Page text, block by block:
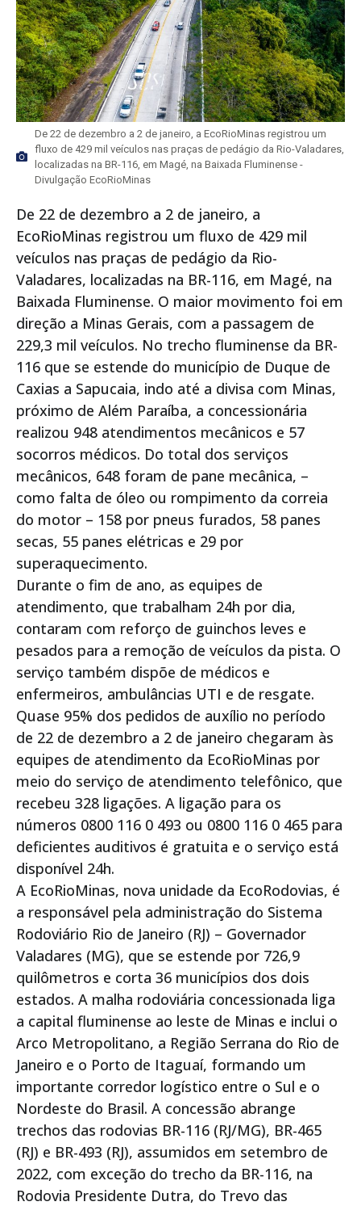
De 22 de dezembro a 2 de janeiro, a EcoRioMinas registrou um
fluxo de 429 mil veículos nas praças de pedágio da Rio-Valadares,
localizadas na BR-116, em Magé, na Baixada Fluminense -
Divulgação EcoRioMinas
De 22 de dezembro a 2 de janeiro, a
EcoRioMinas registrou um fluxo de 429 mil
veículos nas praças de pedágio da Rio-
Valadares, localizadas na BR-116, em Magé, na
Baixada Fluminense. O maior movimento foi em
direção a Minas Gerais, com a passagem de
229,3 mil veículos. No trecho fluminense da BR-
116 que se estende do município de Duque de
Caxias a Sapucaia, indo até a divisa com Minas,
próximo de Além Paraíba, a concessionária
realizou 948 atendimentos mecânicos e 57
socorros médicos. Do total dos serviços
mecânicos, 648 foram de pane mecânica, –
como falta de óleo ou rompimento da correia
do motor – 158 por pneus furados, 58 panes
secas, 55 panes elétricas e 29 por
superaquecimento.
Durante o fim de ano, as equipes de
atendimento, que trabalham 24h por dia,
contaram com reforço de guinchos leves e
pesados para a remoção de veículos da pista. O
serviço também dispõe de médicos e
enfermeiros, ambulâncias UTI e de resgate.
Quase 95% dos pedidos de auxílio no período
de 22 de dezembro a 2 de janeiro chegaram às
equipes de atendimento da EcoRioMinas por
meio do serviço de atendimento telefônico, que
recebeu 328 ligações. A ligação para os
números 0800 116 0 493 ou 0800 116 0 465 para
deficientes auditivos é gratuita e o serviço está
disponível 24h.
A EcoRioMinas, nova unidade da EcoRodovias, é
a responsável pela administração do Sistema
Rodoviário Rio de Janeiro (RJ) – Governador
Valadares (MG), que se estende por 726,9
quilômetros e corta 36 municípios dos dois
estados. A malha rodoviária concessionada liga
a capital fluminense ao leste de Minas e inclui o
Arco Metropolitano, a Região Serrana do Rio de
Janeiro e o Porto de Itaguaí, formando um
importante corredor logístico entre o Sul e o
Nordeste do Brasil. A concessão abrange
trechos das rodovias BR-116 (RJ/MG), BR-465
(RJ) e BR-493 (RJ), assumidos em setembro de
2022, com exceção do trecho da BR-116, na
Rodovia Presidente Dutra, do Trevo das